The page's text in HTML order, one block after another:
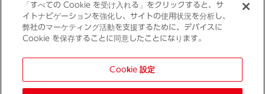
よくある質問
「すべての Cookie を受け入れる」をクリックすると、サ
イトナビゲーションを強化し、サイトの使用状況を分析し、
弊社のマーケティング活動を支援するために、デバイスに
Cookie を保存することに同意したことになります。
Cookie 設定